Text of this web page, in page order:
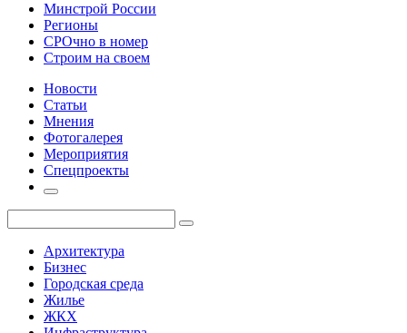
Минстрой России
Регионы
СРОчно в номер
Строим на своем
Новости
Статьи
Мнения
Фотогалерея
Мероприятия
Спецпроекты
Архитектура
Бизнес
Городская среда
Жилье
ЖКХ